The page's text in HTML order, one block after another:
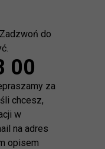
do
00
za
chcesz,
w
na adres
opisem